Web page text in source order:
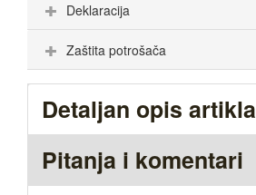
Deklaracija
Zaštita potrošača
Detaljan opis artikla
Pitanja i komentari